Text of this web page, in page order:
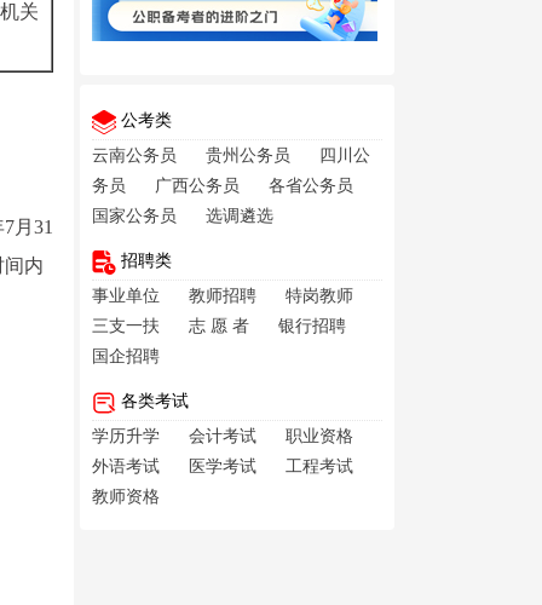
关
月31
内
公考类
云南公务员
贵州公务员
四川公
务员
广西公务员
各省公务员
国家公务员
选调遴选
招聘类
事业单位
教师招聘
特岗教师
三支一扶
志 愿 者
银行招聘
国企招聘
各类考试
学历升学
会计考试
职业资格
外语考试
医学考试
工程考试
教师资格